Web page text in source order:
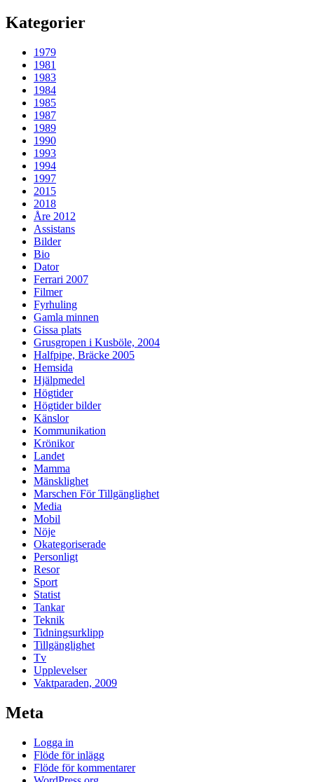
Kategorier
1979
1981
1983
1984
1985
1987
1989
1990
1993
1994
1997
2015
2018
Åre 2012
Assistans
Bilder
Bio
Dator
Ferrari 2007
Filmer
Fyrhuling
Gamla minnen
Gissa plats
Grusgropen i Kusböle, 2004
Halfpipe, Bräcke 2005
Hemsida
Hjälpmedel
Högtider
Högtider bilder
Känslor
Kommunikation
Krönikor
Landet
Mamma
Mänsklighet
Marschen För Tillgänglighet
Media
Mobil
Nöje
Okategoriserade
Personligt
Resor
Sport
Statist
Tankar
Teknik
Tidningsurklipp
Tillgänglighet
Tv
Upplevelser
Vaktparaden, 2009
Meta
Logga in
Flöde för inlägg
Flöde för kommentarer